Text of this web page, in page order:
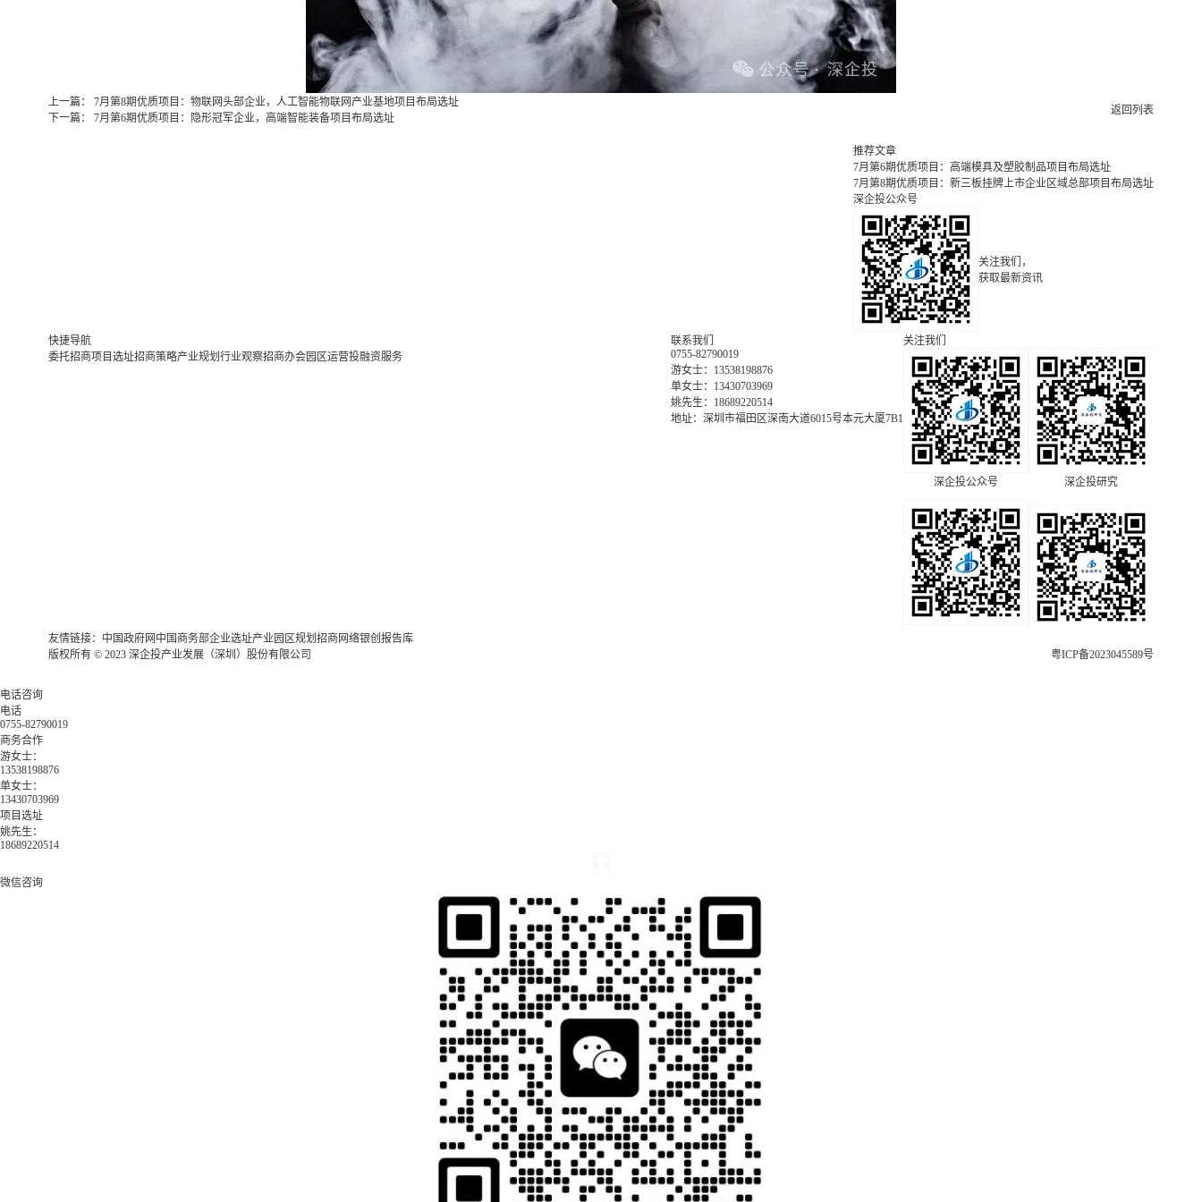
上一篇： 7月第8期优质项目：物联网头部企业，人工智能物联网产业基地项目布局选址
下一篇： 7月第6期优质项目：隐形冠军企业，高端智能装备项目布局选址
返回列表
推荐文章
7月第6期优质项目：高端模具及塑胶制品项目布局选址
7月第8期优质项目：新三板挂牌上市企业区域总部项目布局选址
深企投公众号
关注我们，
获取最新资讯
快捷导航
委托招商项目选址招商策略产业规划 行业观察招商办会园区运营投融资服务
联系我们
0755-82790019
游女士：13538198876
单女士：13430703969
姚先生：18689220514
地址：深圳市福田区深南大道6015号本元大厦7B1
关注我们
深企投公众号 深企投研究
友情链接： 中国政府网 中国商务部企业选址产业园区规划 招商网络银创报告库
版权所有 © 2023 深企投产业发展（深圳）股份有限公司
粤ICP备2023045589号
电话咨询
电话
0755-82790019
商务合作
游女士：
13538198876
单女士：
13430703969
项目选址
姚先生：
18689220514
微信咨询